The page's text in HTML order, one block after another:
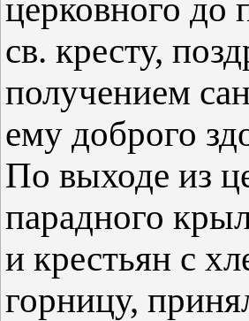
церковного до
св. кресту,
получением
ему доброго
По выходе из
парадного
и крестьян с
горницу,